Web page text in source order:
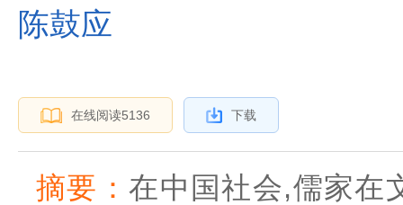
陈鼓应
在线阅读5136 下载
摘要：在中国社会,儒家在